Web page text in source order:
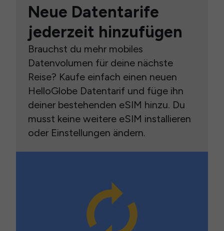
Neue Datentarife
jederzeit hinzufügen
Brauchst du mehr mobiles
Datenvolumen für deine nächste
Reise? Kaufe einfach einen neuen
HelloGlobe Datentarif und füge ihn
deiner bestehenden eSIM hinzu. Du
musst keine weitere eSIM installieren
oder Einstellungen ändern.